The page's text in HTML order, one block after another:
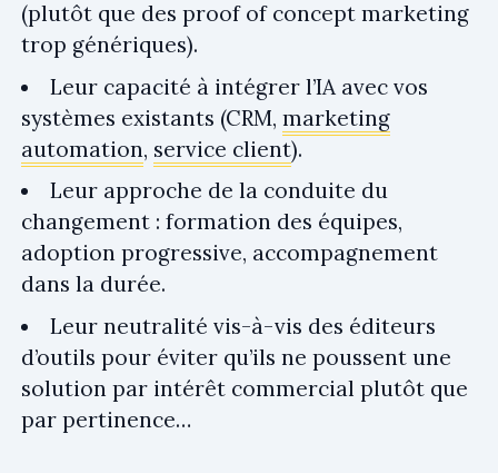
(plutôt que des proof of concept marketing
trop génériques).
Leur capacité à intégrer l’IA avec vos
systèmes existants (CRM, marketing
automation, service client).
Leur approche de la conduite du
changement : formation des équipes,
adoption progressive, accompagnement
dans la durée.
Leur neutralité vis-à-vis des éditeurs
d’outils pour éviter qu’ils ne poussent une
solution par intérêt commercial plutôt que
par pertinence…